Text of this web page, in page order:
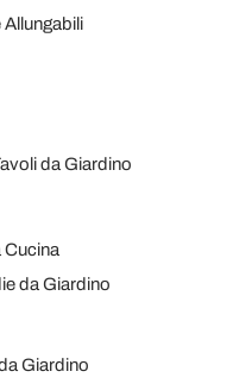
da Giardino
Cucina
da Giardino
Giardino